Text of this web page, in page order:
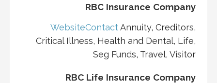
RBC Insurance Company
WebsiteContactAnnuity, Creditors,
Critical Illness, Health and Dental, Life,
Seg Funds, Travel, Visitor
RBC Life Insurance Company